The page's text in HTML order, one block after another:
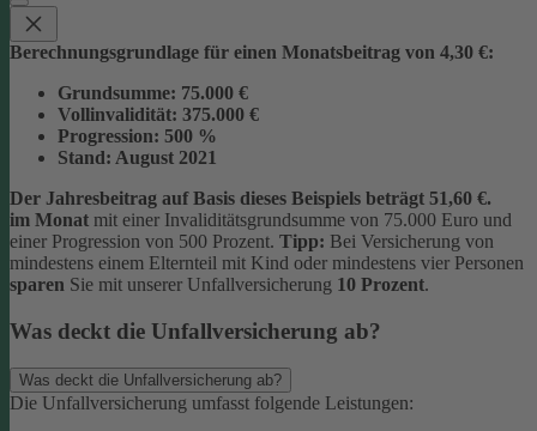
Berechnungsgrundlage für einen Monatsbeitrag von 4,30 €:
Grundsumme: 75.000 €
Vollinvalidität: 375.000 €
Progression: 500 %
Stand: August 2021
Der Jahresbeitrag auf Basis dieses Beispiels beträgt 51,60 €.
im Monat mit einer Invaliditätsgrundsumme von 75.000 Euro und
einer Progression von 500 Prozent. Tipp: Bei Versicherung von
mindestens einem Elternteil mit Kind oder mindestens vier Personen
sparen Sie mit unserer Unfallversicherung 10 Prozent.
Was deckt die Unfallversicherung ab?
Was deckt die Unfallversicherung ab?
Die Unfallversicherung umfasst folgende Leistungen: